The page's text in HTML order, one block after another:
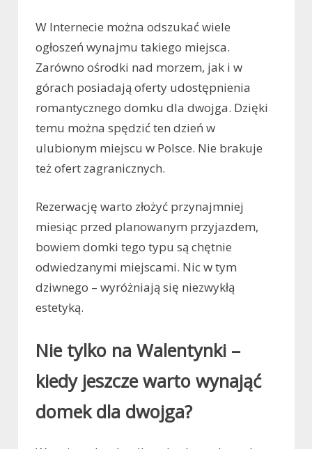
W Internecie można odszukać wiele
ogłoszeń wynajmu takiego miejsca.
Zarówno ośrodki nad morzem, jak i w
górach posiadają oferty udostępnienia
romantycznego domku dla dwojga. Dzięki
temu można spędzić ten dzień w
ulubionym miejscu w Polsce. Nie brakuje
też ofert zagranicznych.
Rezerwację warto złożyć przynajmniej
miesiąc przed planowanym przyjazdem,
bowiem domki tego typu są chętnie
odwiedzanymi miejscami. Nic w tym
dziwnego – wyróżniają się niezwykłą
estetyką.
Nie tylko na Walentynki –
kiedy jeszcze warto wynająć
domek dla dwojga?